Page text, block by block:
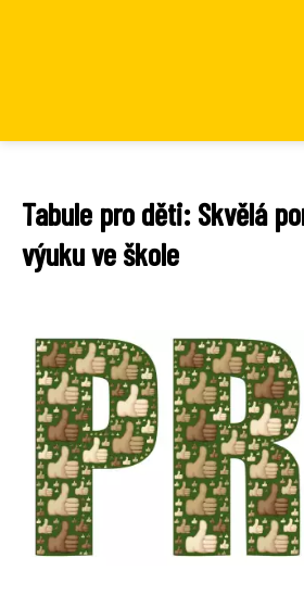
Tabule pro děti: Skvělá
výuku ve škole